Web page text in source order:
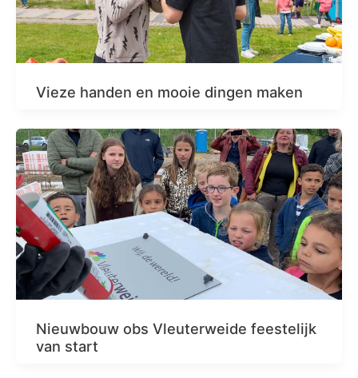
Vieze handen en mooie dingen maken
Nieuwbouw obs Vleuterweide feestelijk
van start